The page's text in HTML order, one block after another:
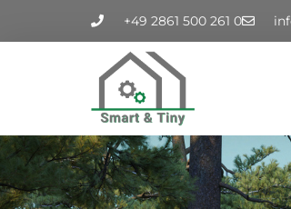
+49 2861 500 261 0